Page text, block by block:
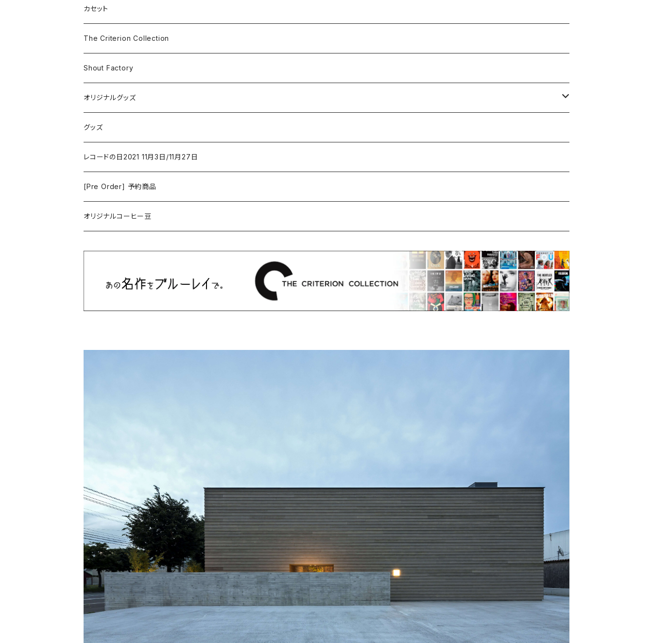
SF
ドラマ/ロマンス
アクション/クライム
コメディ
ファンタジー/アドベンチャー
アニメーション
ゲーム
ミュージカル/音楽/ドキュメンタリー/コンピ
Panos Cosmatos
David Lynch
Ridley Scott
宮崎 駿
Krzysztof Kieślowski
Angelo Badalamenti
Atticus Ross (アッティカス・ロス)
Ben Salisbury
Benjamin Wallfisch
Bernard Herrmann
Rock & Pop
The Smiths
Iron and Wine
Grouper
Bill Callahan
Phoebe Bridgers
細野晴臣
Classical
Electronic & Ambient
New Order
Jazz
カセット
The Criterion Collection
Shout Factory
オリジナルグッズ
コーヒー
洋服
グッズ
レコードの日2021 11月3日/11月27日
[Pre Order] 予約商品
オリジナルコーヒー豆